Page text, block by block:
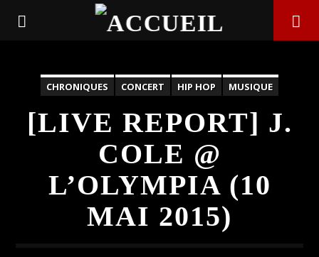
CHRONIQUES CONCERT HIP HOP MUSIQUE
[LIVE REPORT] J.
COLE @
L’OLYMPIA (10
MAI 2015)